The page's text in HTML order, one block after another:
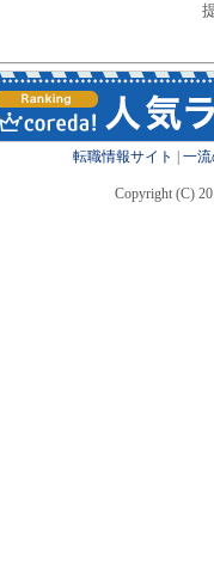
転職情報サイト 一
Copyright (C)